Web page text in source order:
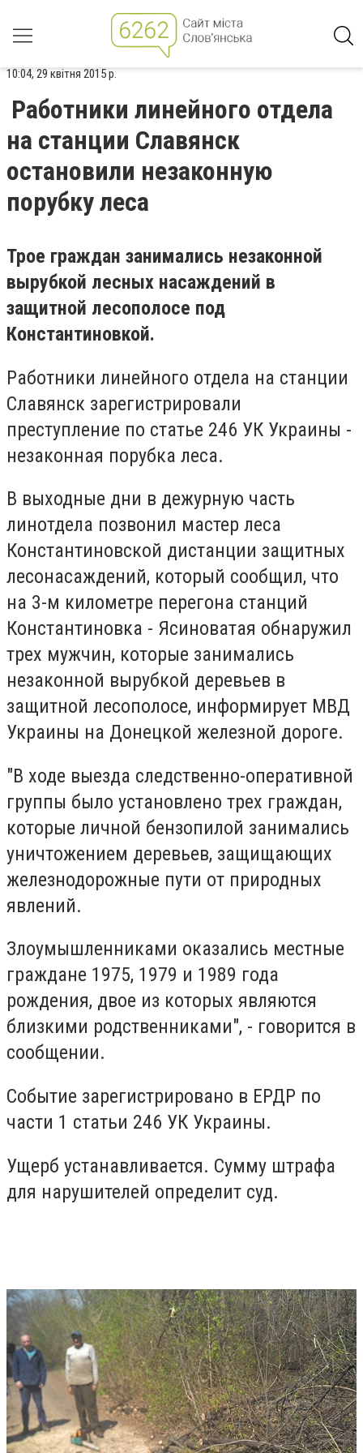
10:04, 29 квітня 2015 р.
Работники линейного отдела
на станции Славянск
остановили незаконную
порубку леса
Трое граждан занимались незаконной
вырубкой лесных насаждений в
защитной лесополосе под
Константиновкой.
Работники линейного отдела на станции
Славянск зарегистрировали
преступление по статье 246 УК Украины -
незаконная порубка леса.
В выходные дни в дежурную часть
линотдела позвонил мастер леса
Константиновской дистанции защитных
лесонасаждений, который сообщил, что
на 3-м километре перегона станций
Константиновка - Ясиноватая обнаружил
трех мужчин, которые занимались
незаконной вырубкой деревьев в
защитной лесополосе, информирует МВД
Украины на Донецкой железной дороге.
"В ходе выезда следственно-оперативной
группы было установлено трех граждан,
которые личной бензопилой занимались
уничтожением деревьев, защищающих
железнодорожные пути от природных
явлений.
Злоумышленниками оказались местные
граждане 1975, 1979 и 1989 года
рождения, двое из которых являются
близкими родственниками", - говорится в
сообщении.
Событие зарегистрировано в ЕРДР по
части 1 статьи 246 УК Украины.
Ущерб устанавливается. Сумму штрафа
для нарушителей определит суд.